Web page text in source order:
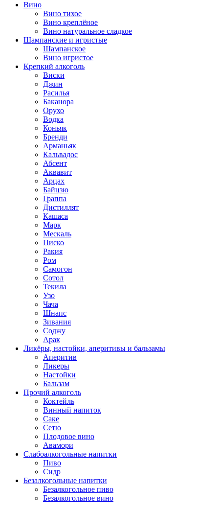
Вино
Вино тихое
Вино креплёное
Вино натуральное сладкое
Шампанские и игристые
Шампанское
Вино игристое
Крепкий алкоголь
Виски
Джин
Расилья
Баканора
Орухо
Водка
Коньяк
Бренди
Арманьяк
Кальвадос
Абсент
Аквавит
Арцах
Байцзю
Граппа
Дистиллят
Кашаса
Марк
Мескаль
Писко
Ракия
Ром
Самогон
Сотол
Текила
Узо
Чача
Шнапс
Зивания
Соджу
Арак
Ликёры, настойки, аперитивы и бальзамы
Аперитив
Ликеры
Настойки
Бальзам
Прочий алкоголь
Коктейль
Винный напиток
Саке
Сетю
Плодовое вино
Авамори
Слабоалкогольные напитки
Пиво
Сидр
Безалкогольные напитки
Безалкогольное пиво
Безалкогольное вино